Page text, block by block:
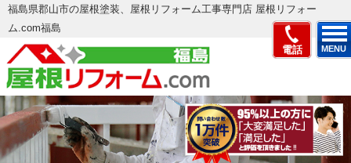
福島県郡山市の屋根塗装、屋根リフォーム工事専門店 屋根リフォー
ム.com福島
電話
MENU